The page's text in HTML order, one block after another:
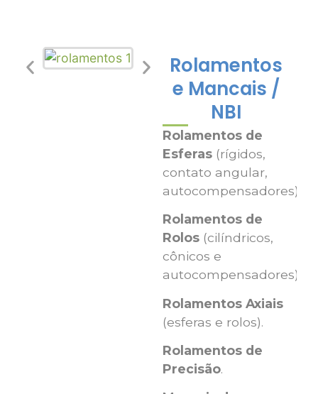
Rolamentos
e Mancais /
NBI
Rolamentos de
Esferas(rígidos,
contato angular,
autocompensadores).
Rolamentos de
Rolos(cilíndricos,
cônicos e
autocompensadores).
Rolamentos Axiais
(esferas e rolos).
Rolamentos de
Precisão.